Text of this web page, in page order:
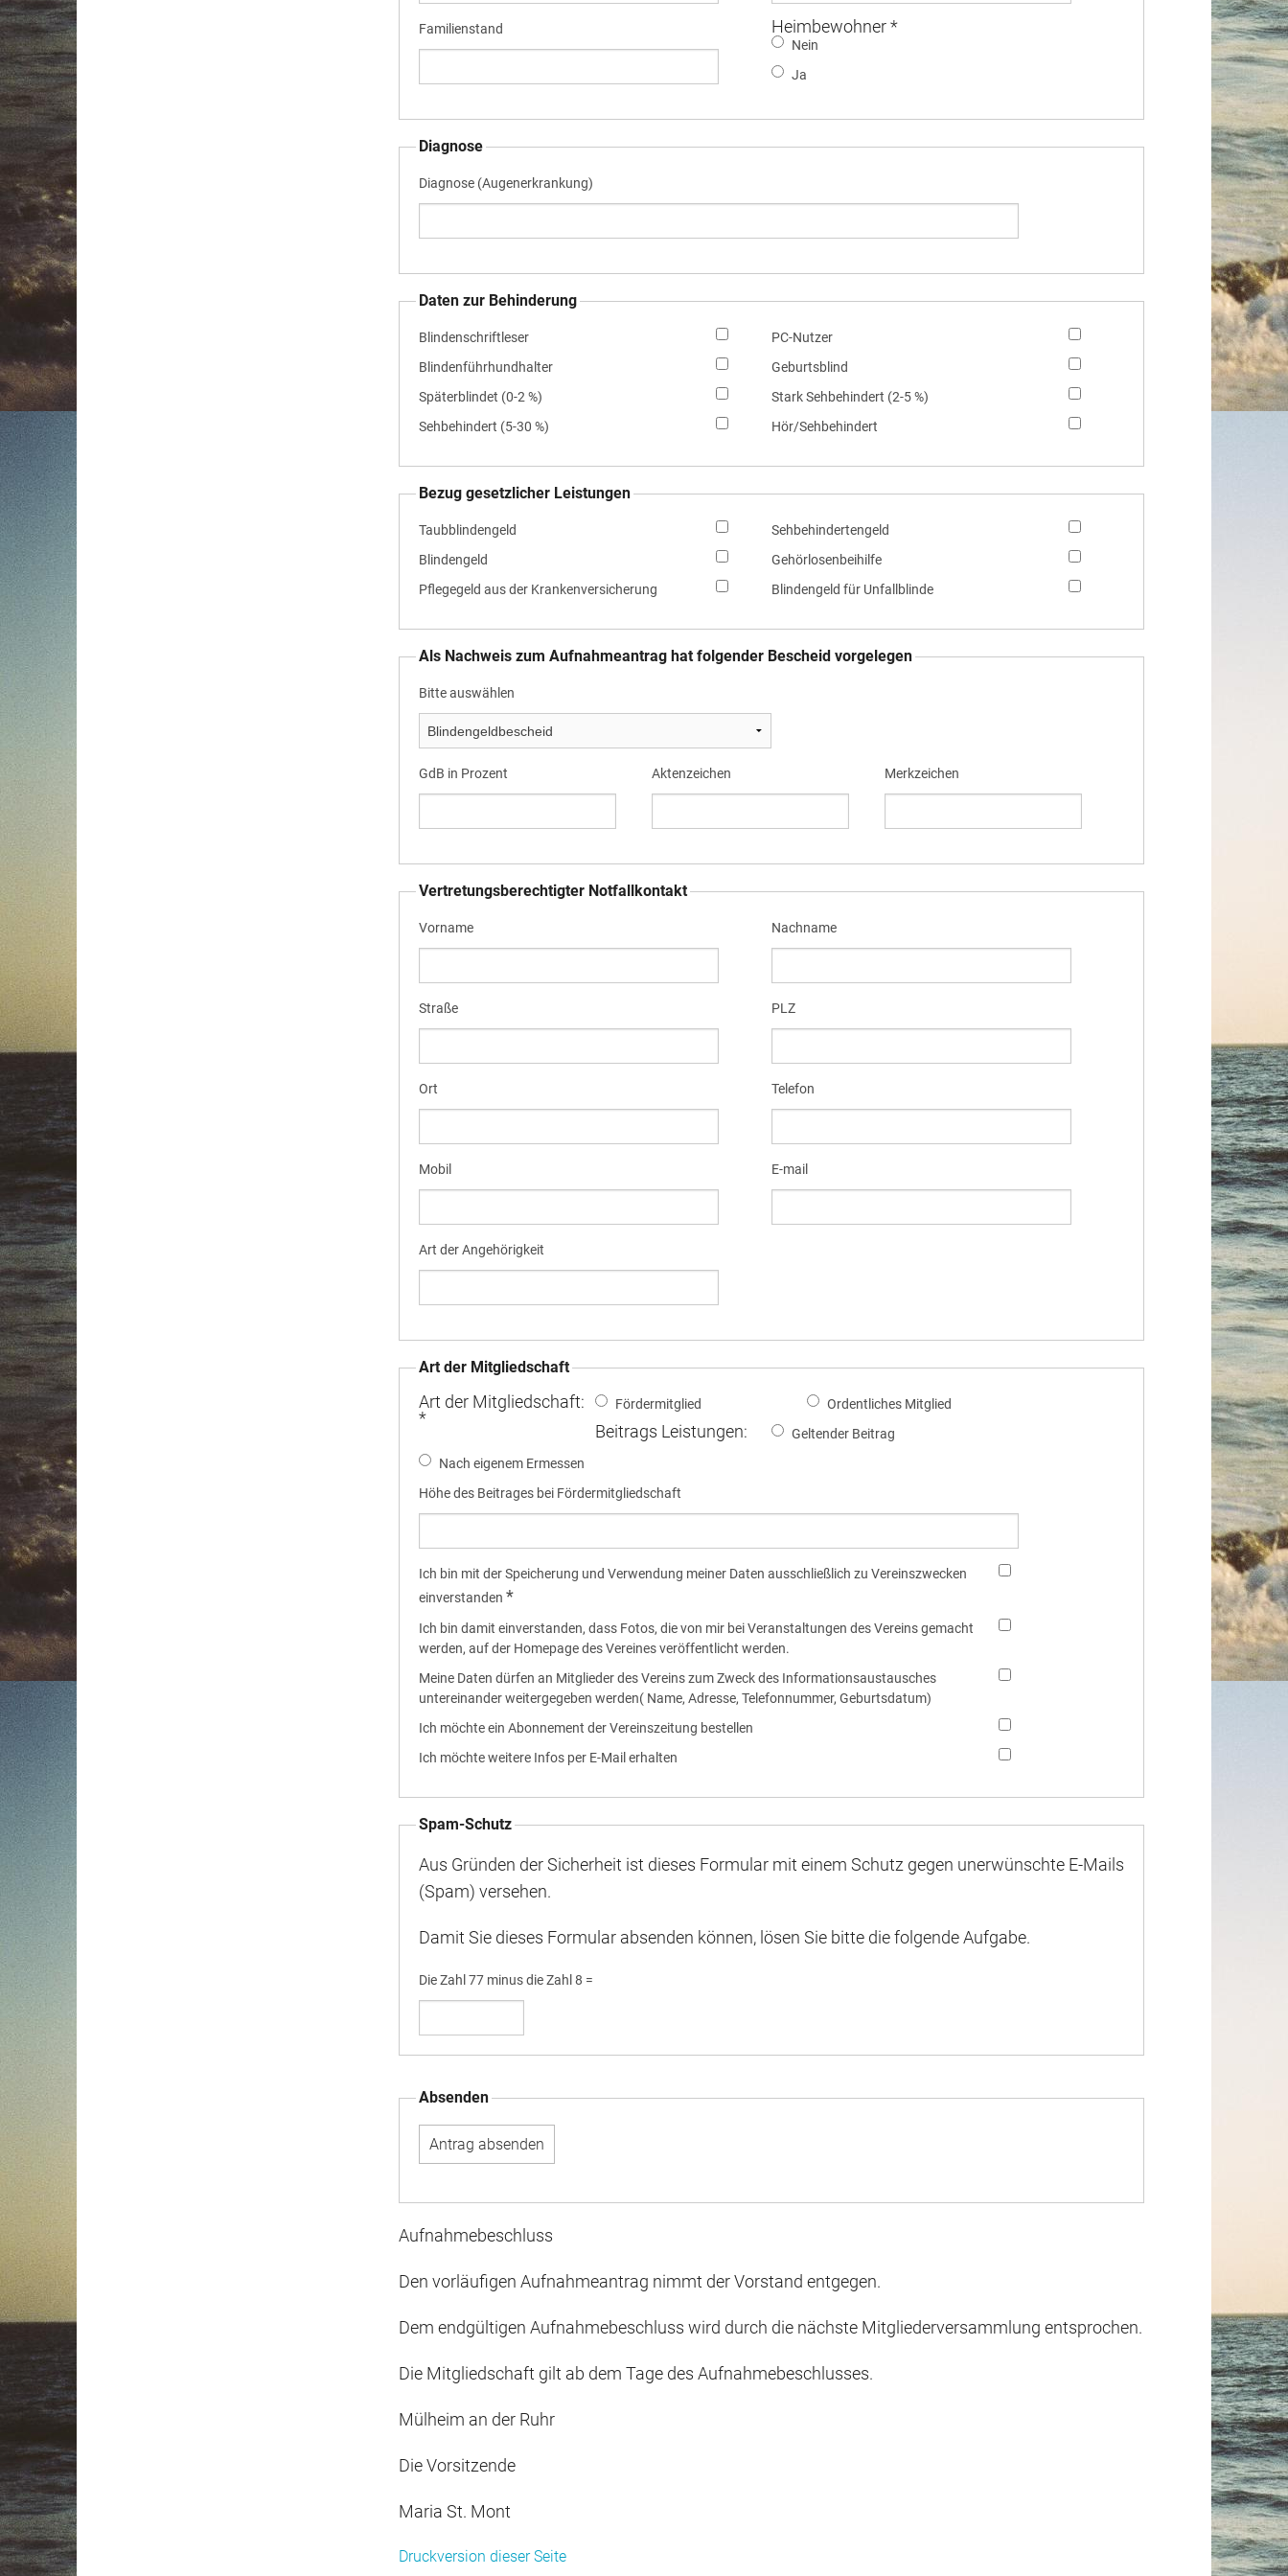
Familienstand Heimbewohner *
Nein
Ja
Diagnose
Diagnose (Augenerkrankung)
Daten zur Behinderung
Blindenschriftleser
PC-Nutzer
Blindenführhundhalter
Geburtsblind
Späterblindet (0-2 %)
Stark Sehbehindert (2-5 %)
Sehbehindert (5-30 %)
Hör/Sehbehindert
Bezug gesetzlicher Leistungen
Taubblindengeld
Sehbehindertengeld
Blindengeld
Gehörlosenbeihilfe
Pflegegeld aus der Krankenversicherung
Blindengeld für Unfallblinde
Als Nachweis zum Aufnahmeantrag hat folgender Bescheid vorgelegen
Bitte auswählen
GdB in Prozent Aktenzeichen Merkzeichen
Vertretungsberechtigter Notfallkontakt
Vorname Nachname
Straße PLZ
Ort Telefon
Mobil E-mail
Art der Angehörigkeit
Art der Mitgliedschaft
Art der Mitgliedschaft:
*
Fördermitglied Ordentliches Mitglied
Beitrags Leistungen:
Geltender Beitrag
Nach eigenem Ermessen
Höhe des Beitrages bei Fördermitgliedschaft
Ich bin mit der Speicherung und Verwendung meiner Daten ausschließlich zu Vereinszwecken
einverstanden *
Ich bin damit einverstanden, dass Fotos, die von mir bei Veranstaltungen des Vereins gemacht
werden, auf der Homepage des Vereines veröffentlicht werden.
Meine Daten dürfen an Mitglieder des Vereins zum Zweck des Informationsaustausches
untereinander weitergegeben werden( Name, Adresse, Telefonnummer, Geburtsdatum)
Ich möchte ein Abonnement der Vereinszeitung bestellen
Ich möchte weitere Infos per E-Mail erhalten
Spam-Schutz
Aus Gründen der Sicherheit ist dieses Formular mit einem Schutz gegen unerwünschte E-Mails
(Spam) versehen.
Damit Sie dieses Formular absenden können, lösen Sie bitte die folgende Aufgabe.
Die Zahl 77 minus die Zahl 8 =
Absenden
Aufnahmebeschluss
Den vorläufigen Aufnahmeantrag nimmt der Vorstand entgegen.
Dem endgültigen Aufnahmebeschluss wird durch die nächste Mitgliederversammlung entsprochen.
Die Mitgliedschaft gilt ab dem Tage des Aufnahmebeschlusses.
Mülheim an der Ruhr
Die Vorsitzende
Maria St. Mont
Druckversion dieser Seite